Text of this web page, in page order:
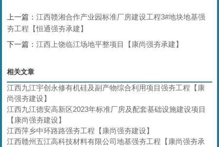
上一篇：江西赣湘合作产业园标准厂房建设工程3#地块地基强
夯工程【恒通强夯承建】
下一篇：江西上饶临江场地平整项目【康尚强夯承建】
相关文章
江西九江宇创永修有机硅及副产物综合利用项目强夯工程【康
尚强夯建设】
江西九江德安高新区2023年标准厂房及配套基础设施建设项目
【康尚强夯建设】
江西萍乡中环路路强夯工程【康尚强夯建设】
江西赣州五江高科技材料有限公司地基强夯工程【康尚强夯承